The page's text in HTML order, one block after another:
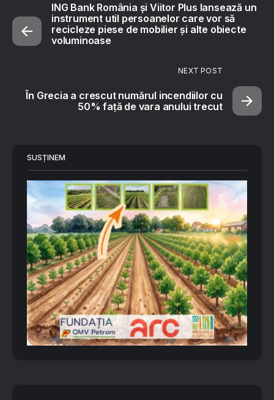
ING Bank România și Viitor Plus lansează un
instrument util persoanelor care vor să
recicleze piese de mobilier și alte obiecte
voluminoase
NEXT POST
În Grecia a crescut numărul incendiilor cu
50% faţă de vara anului trecut
SUSȚINEM